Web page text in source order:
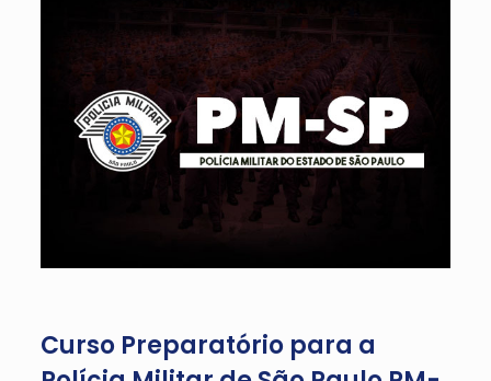
Curso Preparatório para a